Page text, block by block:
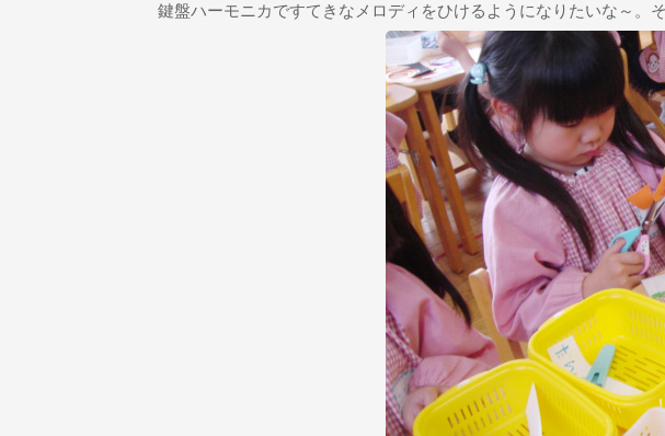
鍵盤ハーモニカですてきなメロディをひけるようになりたいな～。